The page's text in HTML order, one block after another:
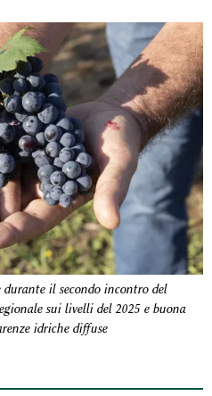
il secondo incontro del
sui livelli del 2025 e buona
idriche diffuse